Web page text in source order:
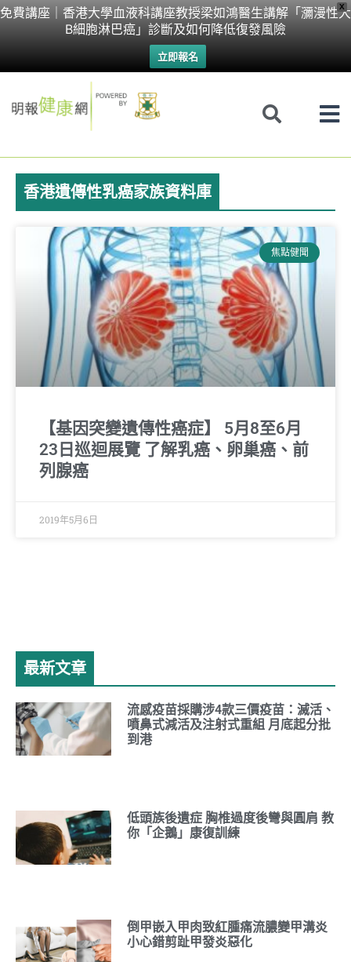
X
免費講座｜香港大學血液科講座教授梁如鴻醫生講解「瀰漫性大
B細胞淋巴癌」診斷及如何降低復發風險
立即報名
Skip
香港遺傳性乳癌家族資料庫
焦點健聞
【基因突變遺傳性癌症】 5月8至6月
23日巡迴展覽 了解乳癌、卵巢癌、前
列腺癌
2019年5月6日
最新文章
流感疫苗採購涉4款三價疫苗：滅活、
噴鼻式減活及注射式重組 月底起分批
到港
低頭族後遺症 胸椎過度後彎與圓肩 教
你「企鵝」康復訓練
倒甲嵌入甲肉致紅腫痛流膿變甲溝炎
小心錯剪趾甲發炎惡化